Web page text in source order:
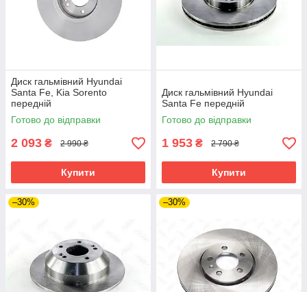
Диск гальмівний Hyundai
Santa Fe, Kia Sorento
передній
Готово до відправки
2 093 ₴ 2 990 ₴
Купити
Диск гальмівний Hyundai
Santa Fe передній
Готово до відправки
1 953 ₴ 2 790 ₴
Купити
–30% –30%